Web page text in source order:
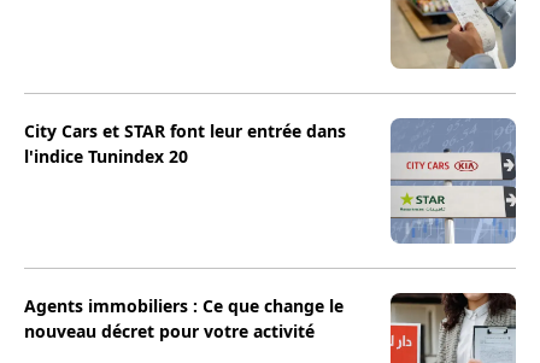
City Cars et STAR font leur entrée dans
l'indice Tunindex 20
Agents immobiliers : Ce que change le
nouveau décret pour votre activité